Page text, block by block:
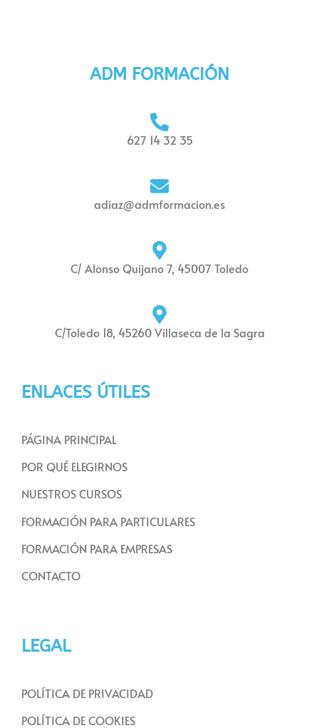
ADM FORMACIÓN
627 14 32 35
adiaz@admformacion.es
C/ Alonso Quijano 7, 45007 Toledo
C/Toledo 18, 45260 Villaseca de la Sagra
ENLACES ÚTILES
PÁGINA PRINCIPAL
POR QUÉ ELEGIRNOS
NUESTROS CURSOS
FORMACIÓN PARA PARTICULARES
FORMACIÓN PARA EMPRESAS
CONTACTO
LEGAL
POLÍTICA DE PRIVACIDAD
POLÍTICA DE COOKIES